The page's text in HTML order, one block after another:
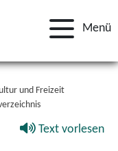
Menü
und Freizeit
Text vorlesen